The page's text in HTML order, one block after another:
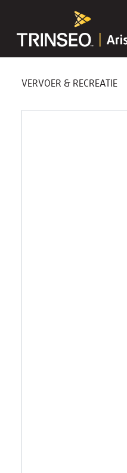
VERVOER & RECREATIE